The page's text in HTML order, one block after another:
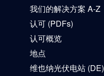
我们的解决方案 A-Z
认可 (PDFs)
认可概览
地点
维也纳光伏电站 (DE)